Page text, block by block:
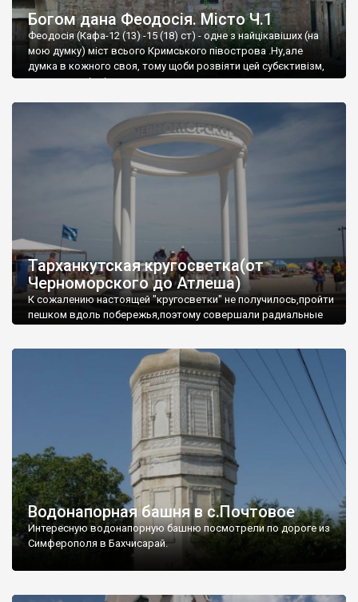
Богом дана Феодосія. Місто Ч.1
Феодосія (Кафа-12 (13) -15 (18) ст) - одне з найцікавіших (на
мою думку) міст всього Кримського півострова .Ну,але
думка в кожного своя, тому щоби розвіяти цей субєктивізм,
запрошую відвідати це
Тарханкутская кругосветка(от
Черноморского до Атлеша)
К сожалению настоящей "кругосветки" не получилось,пройти
пешком вдоль побережья,поэтому совершали радиальные
Водонапорная башня в с.Почтовое
Интересную водонапорную башню посмотрели по дороге из
Симферополя в Бахчисарай.